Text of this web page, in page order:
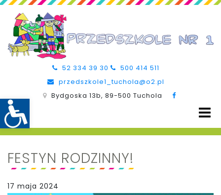
52 334 39 30
500 414 511
przedszkole1_tuchola@o2.pl
Bydgoska 13b, 89-500 Tuchola
FESTYN RODZINNY!
17 maja 2024